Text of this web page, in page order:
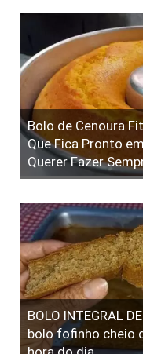
Bolo de Cenoura
Que Fica Pronto
Querer Fazer
BOLO INTEGRAL
bolo fofinho cheio